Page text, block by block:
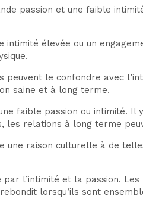
passion et une faible
élevée ou un
peuvent le confondre avec
saine et à long terme.
faible passion ou intimité.
les relations à long terme
une raison culturelle à de
par l’intimité et la passion.
lorsqu’ils sont